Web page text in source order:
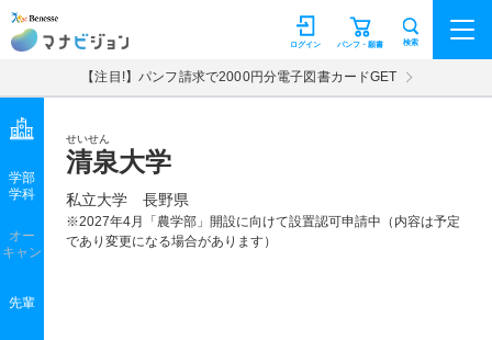
マナビジョン パンフ・願書
ログイン 検索
【注目!】パンフ請求で2000円分電子図書カードGET
せいせん
清泉大学
私立大学 長野県
※2027年4月「農学部」開設に向けて設置認可申請中（内容は予定
であり変更になる場合があります）
学部
学科
オー
キャン
先輩